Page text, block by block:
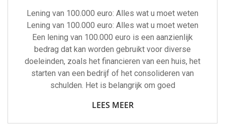
Lening van 100.000 euro: Alles wat u moet weten
Lening van 100.000 euro: Alles wat u moet weten
Een lening van 100.000 euro is een aanzienlijk
bedrag dat kan worden gebruikt voor diverse
doeleinden, zoals het financieren van een huis, het
starten van een bedrijf of het consolideren van
schulden. Het is belangrijk om goed
LEES MEER